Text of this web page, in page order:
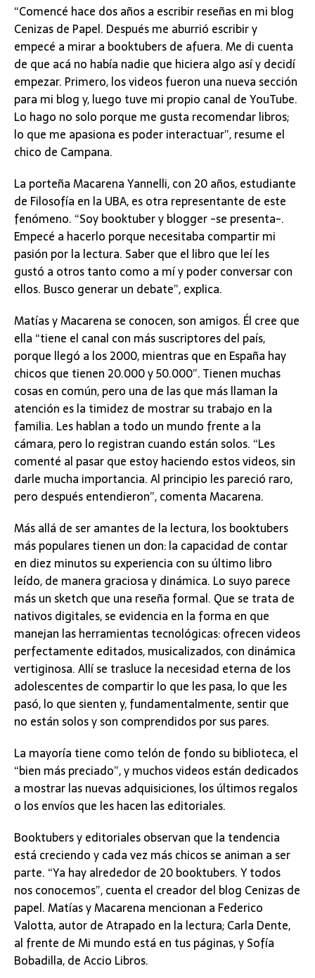
“Comencé hace dos años a escribir reseñas en mi blog
Cenizas de Papel. Después me aburrió escribir y
empecé a mirar a booktubers de afuera. Me di cuenta
de que acá no había nadie que hiciera algo así y decidí
empezar. Primero, los videos fueron una nueva sección
para mi blog y, luego tuve mi propio canal de YouTube.
Lo hago no solo porque me gusta recomendar libros;
lo que me apasiona es poder interactuar”, resume el
chico de Campana.
La porteña Macarena Yannelli, con 20 años, estudiante
de Filosofía en la UBA, es otra representante de este
fenómeno. “Soy booktuber y blogger -se presenta-.
Empecé a hacerlo porque necesitaba compartir mi
pasión por la lectura. Saber que el libro que leí les
gustó a otros tanto como a mí y poder conversar con
ellos. Busco generar un debate”, explica.
Matías y Macarena se conocen, son amigos. Él cree que
ella “tiene el canal con más suscriptores del país,
porque llegó a los 2000, mientras que en España hay
chicos que tienen 20.000 y 50.000”. Tienen muchas
cosas en común, pero una de las que más llaman la
atención es la timidez de mostrar su trabajo en la
familia. Les hablan a todo un mundo frente a la
cámara, pero lo registran cuando están solos. “Les
comenté al pasar que estoy haciendo estos videos, sin
darle mucha importancia. Al principio les pareció raro,
pero después entendieron”, comenta Macarena.
Más allá de ser amantes de la lectura, los booktubers
más populares tienen un don: la capacidad de contar
en diez minutos su experiencia con su último libro
leído, de manera graciosa y dinámica. Lo suyo parece
más un sketch que una reseña formal. Que se trata de
nativos digitales, se evidencia en la forma en que
manejan las herramientas tecnológicas: ofrecen videos
perfectamente editados, musicalizados, con dinámica
vertiginosa. Allí se trasluce la necesidad eterna de los
adolescentes de compartir lo que les pasa, lo que les
pasó, lo que sienten y, fundamentalmente, sentir que
no están solos y son comprendidos por sus pares.
La mayoría tiene como telón de fondo su biblioteca, el
“bien más preciado”, y muchos videos están dedicados
a mostrar las nuevas adquisiciones, los últimos regalos
o los envíos que les hacen las editoriales.
Booktubers y editoriales observan que la tendencia
está creciendo y cada vez más chicos se animan a ser
parte. “Ya hay alrededor de 20 booktubers. Y todos
nos conocemos”, cuenta el creador del blog Cenizas de
papel. Matías y Macarena mencionan a Federico
Valotta, autor de Atrapado en la lectura; Carla Dente,
al frente de Mi mundo está en tus páginas, y Sofía
Bobadilla, de Accio Libros.